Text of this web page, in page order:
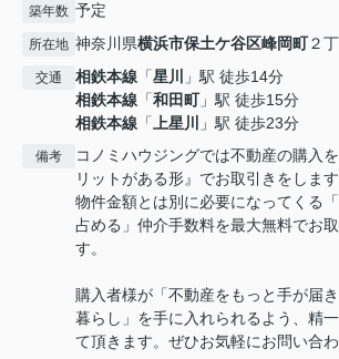
築年数 予定
所在地 神奈川県横浜市保土ケ谷区峰岡町２
交通 相鉄本線 「星川
」駅 徒歩14分
相鉄本線 「和田町」駅 徒歩15分
相鉄本線 「上星川 」駅 徒歩23分
備考
コノミハウジングでは不動産の購入
リットがある形』でお取引きをしま
物件金額とは別に必要になってくる
占める」仲介手数料を最大無料でお
す。
購入者様が「不動産をもっと手が届
暮らし」を手に入れられるよう、精
て頂きます。ぜひお気軽にお問い合わ